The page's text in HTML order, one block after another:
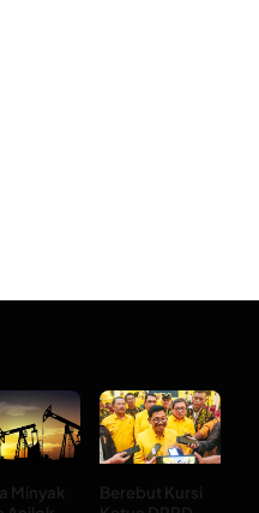
Minyak
Berebut Kursi